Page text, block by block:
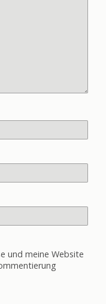
und meine Website